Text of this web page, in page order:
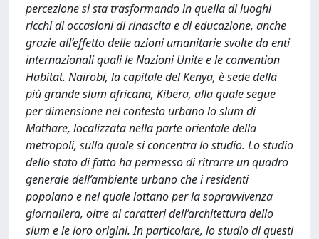
percezione si sta trasformando in quella di luoghi
ricchi di occasioni di rinascita e di educazione, anche
grazie all’effetto delle azioni umanitarie svolte da enti
internazionali quali le Nazioni Unite e le convention
Habitat. Nairobi, la capitale del Kenya, è sede della
più grande slum africana, Kibera, alla quale segue
per dimensione nel contesto urbano lo slum di
Mathare, localizzata nella parte orientale della
metropoli, sulla quale si concentra lo studio. Lo studio
dello stato di fatto ha permesso di ritrarre un quadro
generale dell’ambiente urbano che i residenti
popolano e nel quale lottano per la sopravvivenza
giornaliera, oltre ai caratteri dell’architettura dello
slum e le loro origini. In particolare, lo studio di questi